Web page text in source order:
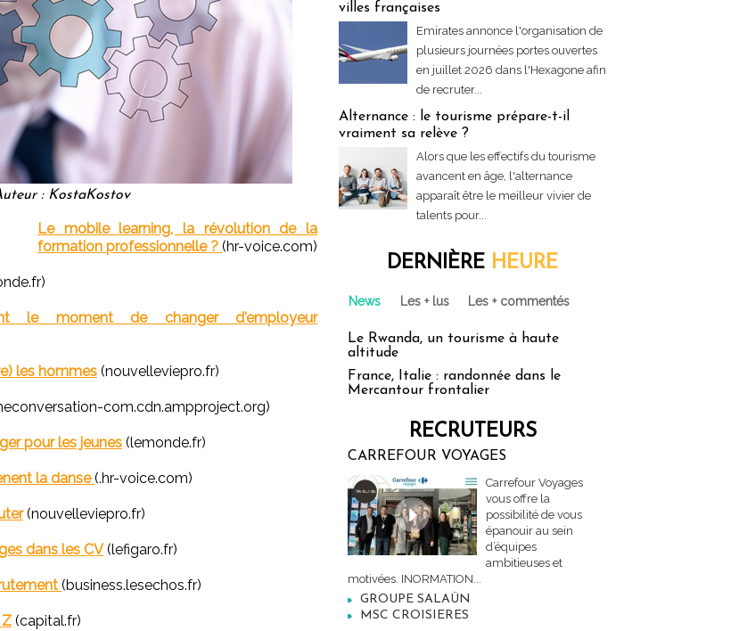
: KostaKostov
Le mobile learning, la révolution de la
formation professionnelle ? (hr-voice.com)
le moment de changer d'employeur
les hommes (nouvelleviepro.fr)
com.cdn.ampproject.org)
pour les jeunes (lemonde.fr)
la danse(.hr-voice.com)
(nouvelleviepro.fr)
dans les CV(lefigaro.fr)
(business.lesechos.fr)
(capital.fr)
villes françaises
Emirates annonce l'organisation de
plusieurs journées portes ouvertes
en juillet 2026 dans l'Hexagone afin
de recruter...
Alternance : le tourisme prépare-t-il
vraiment sa relève ?
Alors que les effectifs du tourisme
avancent en âge, l'alternance
apparaît être le meilleur vivier de
talents pour...
DERNIÈRE HEURE
News Les + lus Les + commentés
Le Rwanda, un tourisme à haute
altitude
France, Italie : randonnée dans le
Mercantour frontalier
RECRUTEURS
CARREFOUR VOYAGES
Carrefour Voyages
vous offre la
possibilité de vous
épanouir au sein
d’équipes
ambitieuses et
motivées. INORMATION...
GROUPE SALAÜN
MSC CROISIERES